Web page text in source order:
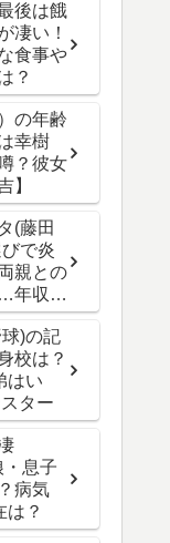
後は餓
凄い！
食事や
？
の年齢
幸樹
？彼女
】
(藤田
で炎
親との
年収や
クシ
)の記
校は？
はい
ター
息子
病気
は？